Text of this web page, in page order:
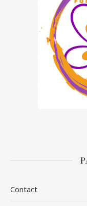
Contact